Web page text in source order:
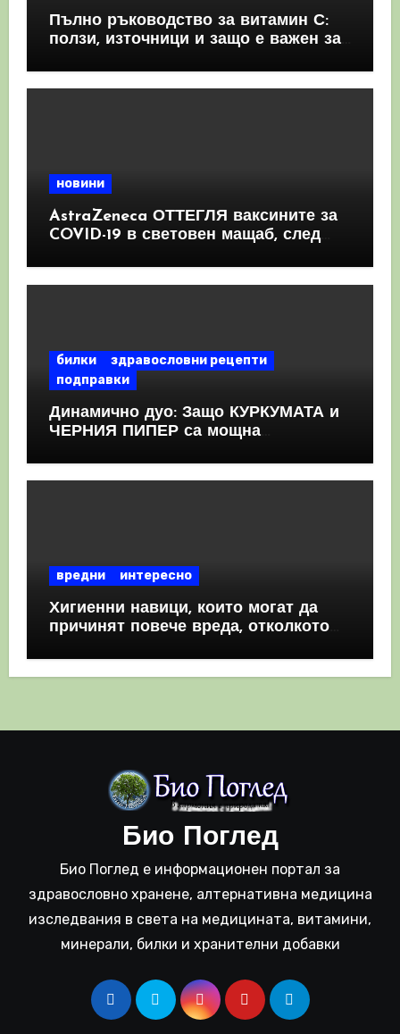
Пълно ръководство за витамин С:
ползи, източници и защо е важен за
новини
AstraZeneca ОТТЕГЛЯ ваксините за
COVID-19 в световен мащаб, след
билки
здравословни рецепти
подправки
Динамично дуо: Защо КУРКУМАТА и
ЧЕРНИЯ ПИПЕР са мощна
вредни интересно
Хигиенни навици, които могат да
причинят повече вреда, отколкото
Био Поглед
Био Поглед е информационен портал за
здравословно хранене, алтернативна медицина
изследвания в света на медицината, витамини,
минерали, билки и хранителни добавки